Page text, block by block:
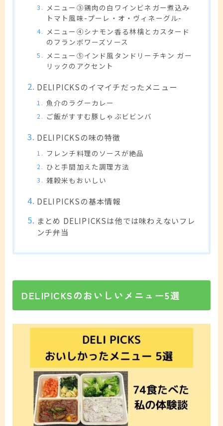
メニュー③鶏肉の白ワインビネガー煮込み
トマト風味-プーレ・オ・ヴィネーグル-
メニュー④シナモン香る林檎とカスタード
のフランボワーズソース
メニュー⑤インド風タンドリーチキン ガー
リックのアクセント
DELIPICKSのイマイチだったメニュー
魚介のラグーカレー
ご飯がすすむ豚しゃぶビビンバ
DELIPICKSの味の特徴
フレンチ料理のソースが絶品
ひと手間加えた調理方法
雑穀米もおいしい
DELIPICKSの基本情報
まとめ DELIPICKSは他では味わえないフレ
ンチ弁当
DELIPICKSのおいしいメニュー5選